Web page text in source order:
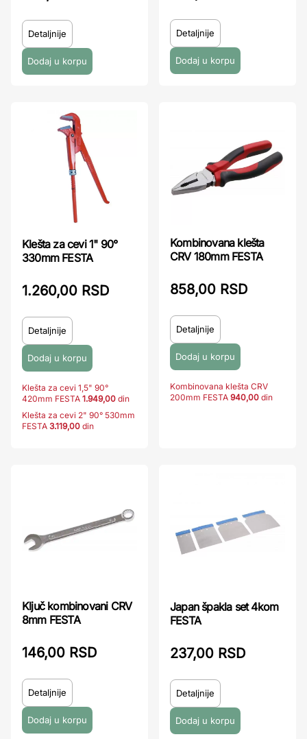
Detaljnije Detaljnije
Klešta za cevi 1" 90°
330mm FESTA
1.260,00 RSD
Detaljnije
Klešta za cevi 1,5" 90°
420mm FESTA 1.949,00 din
Klešta za cevi 2" 90° 530mm
FESTA 3.119,00 din
Kombinovana klešta
CRV 180mm FESTA
858,00 RSD
Detaljnije
Kombinovana klešta CRV
200mm FESTA 940,00 din
Ključ kombinovani CRV
8mm FESTA
146,00 RSD
Detaljnije
Japan špakla set 4kom
FESTA
237,00 RSD
Detaljnije